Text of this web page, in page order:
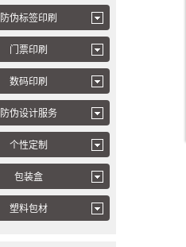
防伪标签印刷
门票印刷
数码印刷
防伪设计服务
个性定制
包装盒
塑料包材